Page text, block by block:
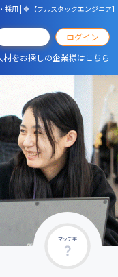
採用 | 🔶【フルスタックエン
ログイン
材をお探しの企業様はこちら
マッチ率